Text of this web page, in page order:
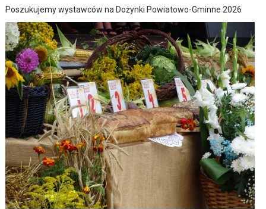
Poszukujemy wystawców na Dożynki Powiatowo-Gminne 2026